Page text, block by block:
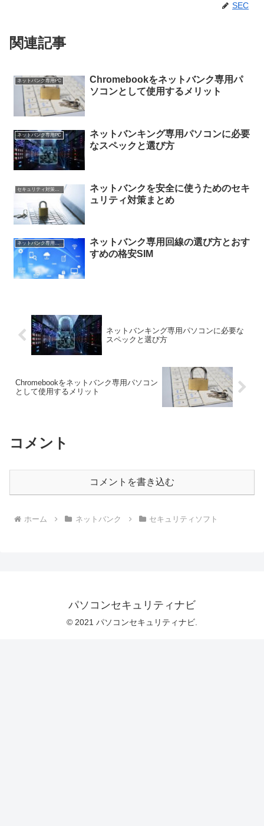
SEC
関連記事
ネットバンク専用PC
Chromebookをネットバンク専用パ
ソコンとして使用するメリット
ネットバンク専用PC
ネットバンキング専用パソコンに必要
なスペックと選び方
セキュリティ対策一覧
ネットバンクを安全に使うためのセキ
ュリティ対策まとめ
ネットバンク専用回線
ネットバンク専用回線の選び方とおす
すめの格安SIM
ネットバンキング専用パソコンに必要な
スペックと選び方
Chromebookをネットバンク専用パソコン
として使用するメリット
コメント
コメントを書き込む
ホーム ネットバンク セキュリティソフト
パソコンセキュリティナビ
© 2021 パソコンセキュリティナビ.